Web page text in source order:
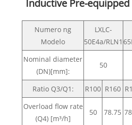
Inductive Pre-equipped
Numero ng
Modelo
LXLC-
50E4a/RLN1
Nominal diameter
(DN)[mm]:
50
Ratio Q3/Q1: R100 R160
Overload flow rate
(Q4) [m³/h]
50 78.75